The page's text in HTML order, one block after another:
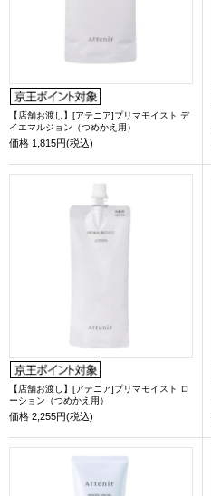
【店舗お渡し】[アテニア]プリマモイスト デ
イエマルジョン（つめかえ用）
価格 1,815円(税込)
【店舗お渡し】[アテニア]プリマモイスト ロ
ーション（つめかえ用）
価格 2,255円(税込)